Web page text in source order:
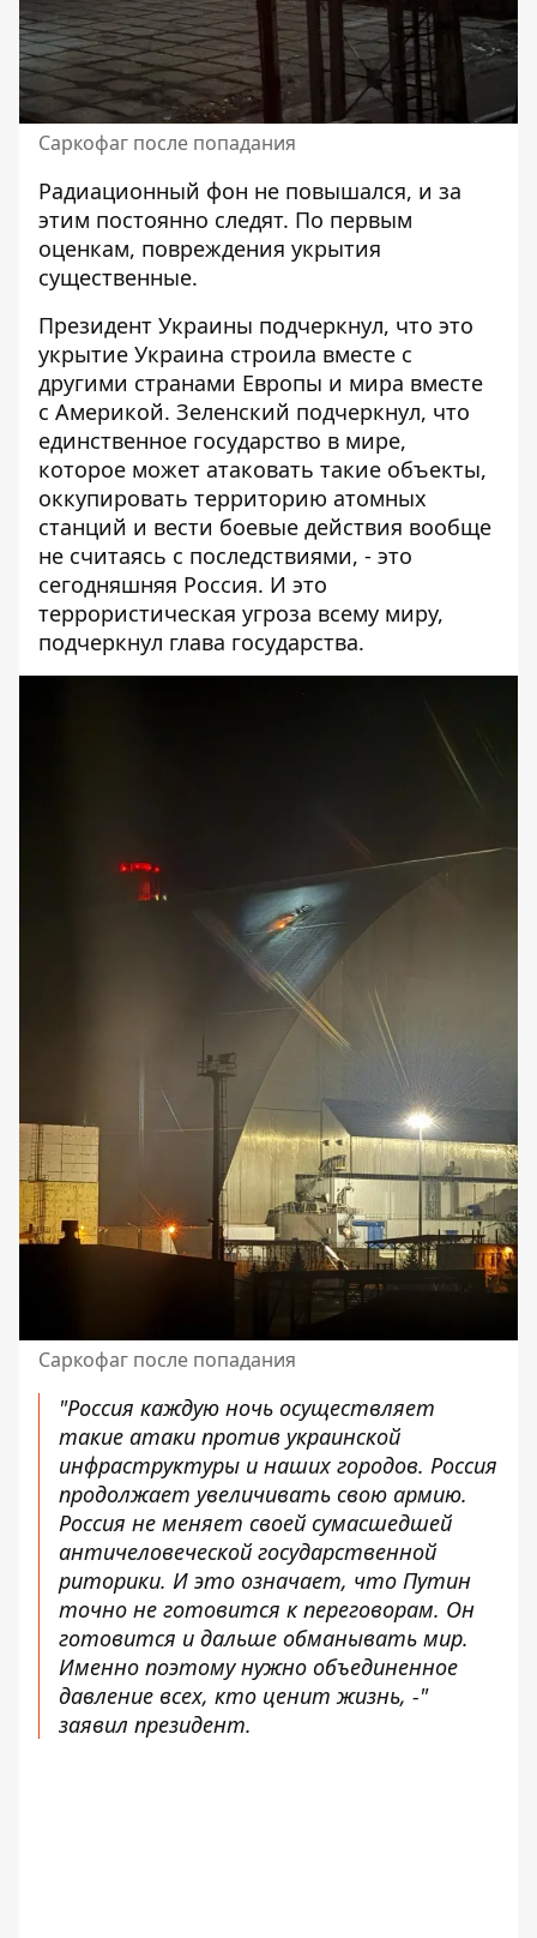
Саркофаг после попадания
Радиационный фон не повышался, и за
этим постоянно следят. По первым
оценкам, повреждения укрытия
существенные.
Президент Украины подчеркнул, что это
укрытие Украина строила вместе с
другими странами Европы и мира вместе
с Америкой. Зеленский подчеркнул, что
единственное государство в мире,
которое может атаковать такие объекты,
оккупировать территорию атомных
станций и вести боевые действия вообще
не считаясь с последствиями, - это
сегодняшняя Россия. И это
террористическая угроза всему миру,
подчеркнул глава государства.
Саркофаг после попадания
"Россия каждую ночь осуществляет
такие атаки против украинской
инфраструктуры и наших городов. Россия
продолжает увеличивать свою армию.
Россия не меняет своей сумасшедшей
античеловеческой государственной
риторики. И это означает, что Путин
точно не готовится к переговорам. Он
готовится и дальше обманывать мир.
Именно поэтому нужно объединенное
давление всех, кто ценит жизнь, -"
заявил президент.